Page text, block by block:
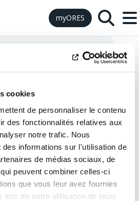
cookies
de personnaliser le contenu
des fonctionnalités relatives aux
notre trafic. Nous
des informations sur l'utilisation de
de médias sociaux, de
peuvent combiner celles-ci
que vous leur avez fournies
lors de votre utilisation de leurs
myORES
pour un
en domaine
ORES